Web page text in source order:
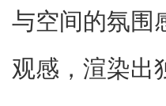
与空间的氛围
观感，渲染出